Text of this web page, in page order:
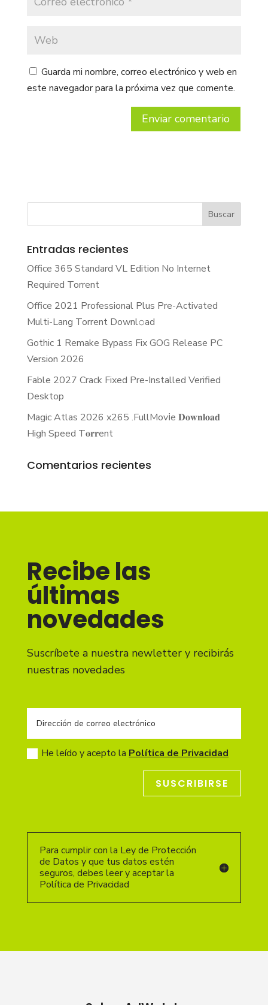
Guarda mi nombre, correo electrónico y web en
este navegador para la próxima vez que comente.
Entradas recientes
Office 365 Standard VL Edition No Internet
Required Torrent
Office 2021 Professional Plus Pre-Activated
Multi-Lang Torrent Downl𝚘аd
Gothic 1 Remake Bypass Fix GOG Release PC
Version 2026
Fable 2027 Crack Fixed Pre-Installed Verified
Desktop
Magic Atlas 2026 x265 .FullMov𝗂e 𝐃𝐨𝐰𝐧𝐥𝐨𝐚𝐝
High Speed T𝐨𝐫𝐫ent
Comentarios recientes
Recibe las
últimas
novedades
Suscríbete a nuestra newletter y recibirás
nuestras novedades
He leído y acepto la Política de Privacidad
SUSCRIBIRSE
Para cumplir con la Ley de Protección
de Datos y que tus datos estén
seguros, debes leer y aceptar la
Política de Privacidad